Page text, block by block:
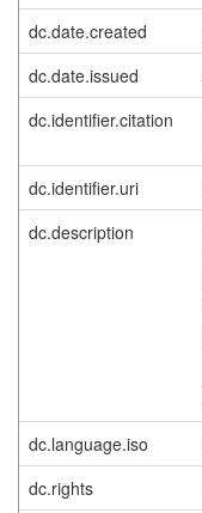
dc.date.created
dc.date.issued
dc.identifier.citation
dc.identifier.uri
dc.description
dc.language.iso
dc.rights